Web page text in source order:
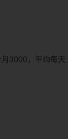
3000，平均每天